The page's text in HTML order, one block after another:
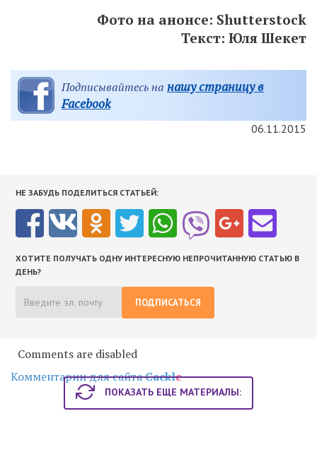
Фото на анонсе: Shutterstock
Текст: Юля Шекет
Подписывайтесь на нашу страницу в
Facebook
06.11.2015
НЕ ЗАБУДЬ ПОДЕЛИТЬСЯ СТАТЬЕЙ:
ХОТИТЕ ПОЛУЧАТЬ ОДНУ ИНТЕРЕСНУЮ НЕПРОЧИТАННУЮ СТАТЬЮ В
ДЕНЬ?
ПОДПИСАТЬСЯ
Comments are disabled
Комментарии для сайтаCackle
ПОКАЗАТЬ ЕЩЕ МАТЕРИАЛЫ: